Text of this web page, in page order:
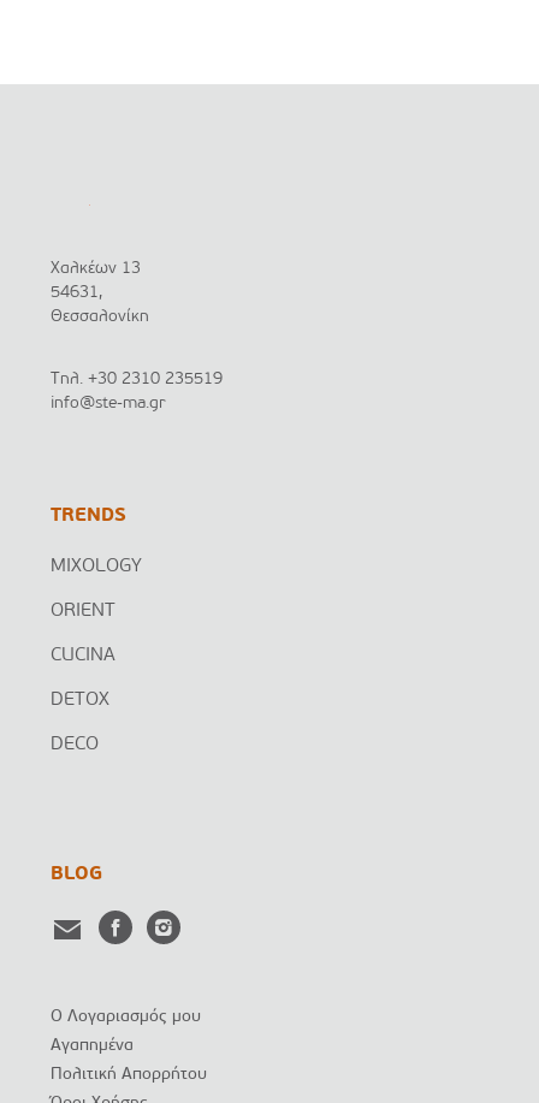
TRENDS
MIXOLOGY
ORIENT
CUCINA
DETOX
DECO
Χαλκέων 13
54631,
Θεσσαλονίκη
Τηλ. +30 2310 235519
info@ste-ma.gr
BLOG
Ο Λογαριασμός μου
Αγαπημένα
Πολιτική Απορρήτου